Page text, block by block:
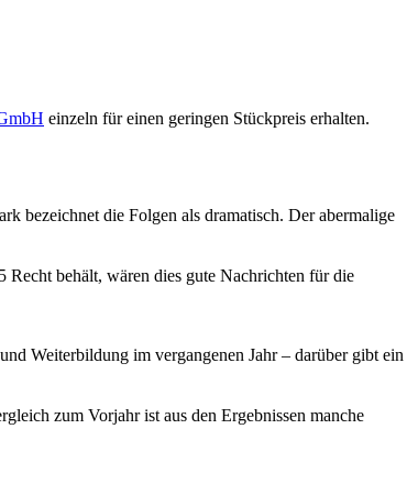
einzeln für einen geringen Stückpreis erhalten.
bezeichnet die Folgen als dramatisch. Der abermalige
behält, wären dies gute Nachrichten für die
Weiterbildung im vergangenen Jahr – darüber gibt ein
zum Vorjahr ist aus den Ergebnissen manche